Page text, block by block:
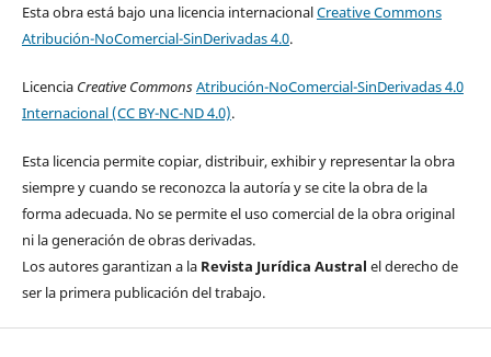
Esta obra está bajo una licencia internacionalCreative Commons
Atribución-NoComercial-SinDerivadas 4.0.
Licencia Creative CommonsAtribución-NoComercial-SinDerivadas 4.0
Internacional (CC BY-NC-ND 4.0).
Esta licencia permite copiar, distribuir, exhibir y representar la obra
siempre y cuando se reconozca la autoría y se cite la obra de la
forma adecuada. No se permite el uso comercial de la obra original
ni la generación de obras derivadas.
Los autores garantizan a la Revista Jurídica Austral el derecho de
ser la primera publicación del trabajo.